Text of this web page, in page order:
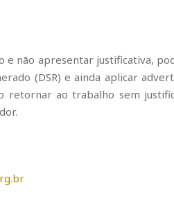
e não apresentar justificativa,
(DSR) e ainda aplicar
retornar ao trabalho sem